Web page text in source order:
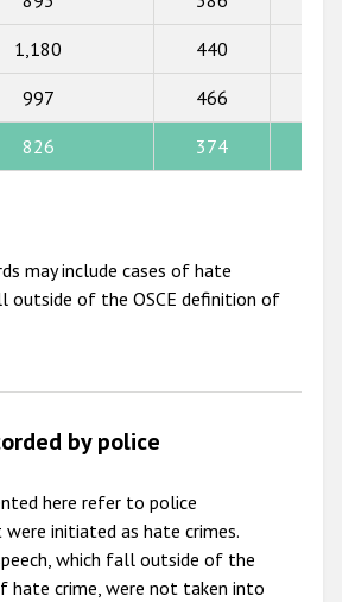
2015
2014
2010
1,180 440
997 466
826 374
may include cases of hate
outside of the OSCE definition of
by police
here refer to police
initiated as hate crimes.
which fall outside of the
hate crime, were not taken into